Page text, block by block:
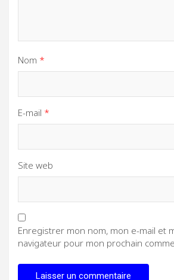
Nom *
E-mail *
Site web
Enregistrer mon nom, mon e-mail et
navigateur pour mon prochain